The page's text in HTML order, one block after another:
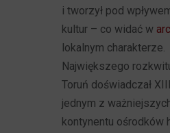
i tworzył pod
kultur – co widać w
lokalnym charakterze.
Największego
Toruń doświadczał
jednym z
kontynentu ośrodków